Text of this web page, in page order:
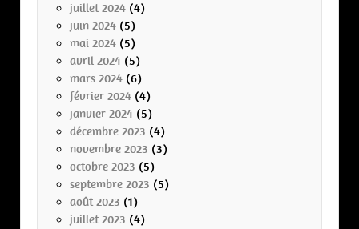
juillet 2024 (4)
juin 2024 (5)
mai 2024 (5)
avril 2024 (5)
mars 2024 (6)
février 2024 (4)
janvier 2024 (5)
décembre 2023 (4)
novembre 2023 (3)
octobre 2023 (5)
septembre 2023 (5)
août 2023 (1)
juillet 2023 (4)